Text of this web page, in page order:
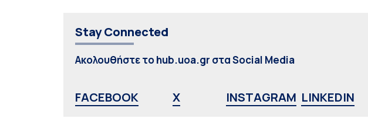
Stay Connected
Ακολουθήστε το hub.uoa.gr στα Social Media
FACEBOOK X INSTAGRAM LINKEDIN